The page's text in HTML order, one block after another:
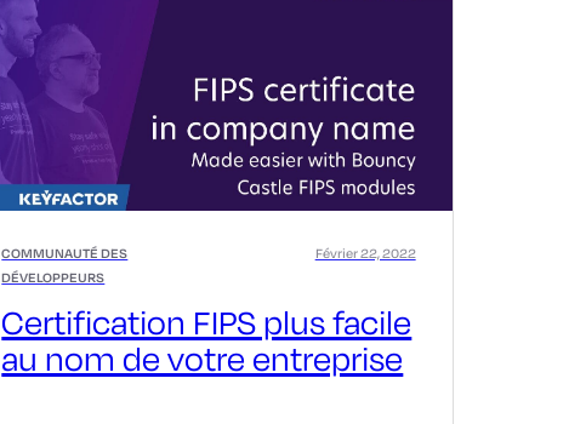
COMMUNAUTÉ DES
DÉVELOPPEURS
Certification FIPS plus facile
au nom de votre entreprise
Février 22, 2022